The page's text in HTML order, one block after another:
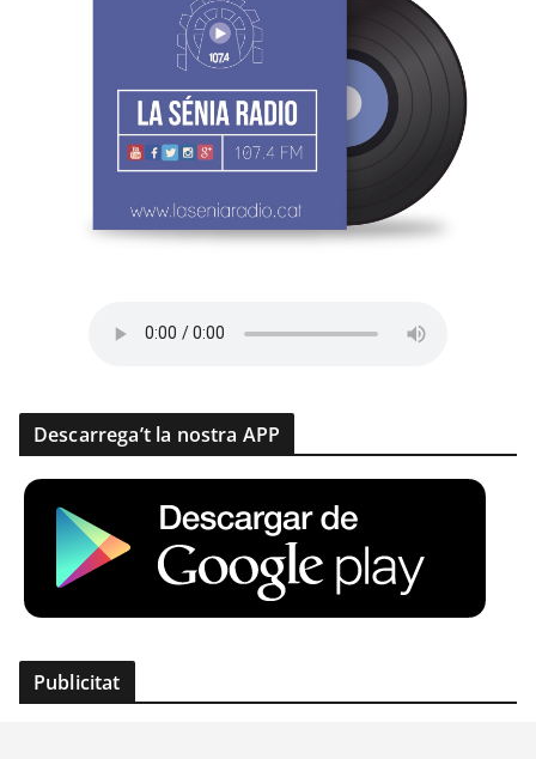
Descarrega’t la nostra APP
Publicitat